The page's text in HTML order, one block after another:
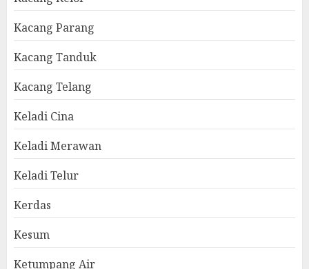
Kacang Parang
Kacang Tanduk
Kacang Telang
Keladi Cina
Keladi Merawan
Keladi Telur
Kerdas
Kesum
Ketumpang Air